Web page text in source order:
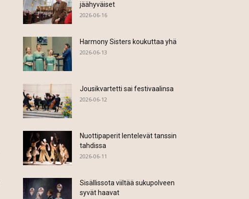
jäähyväiset
2026-06-16
Harmony Sisters koukuttaa yhä
2026-06-13
Jousikvartetti sai festivaalinsa
2026-06-12
Nuottipaperit lentelevät tanssin
tahdissa
2026-06-11
Sisällissota viiltää sukupolveen
syvät haavat